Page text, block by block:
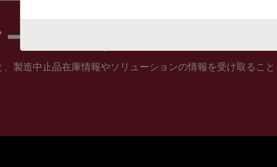
に登録
製造中止品在庫情報やソリューションの情報を受け取ること